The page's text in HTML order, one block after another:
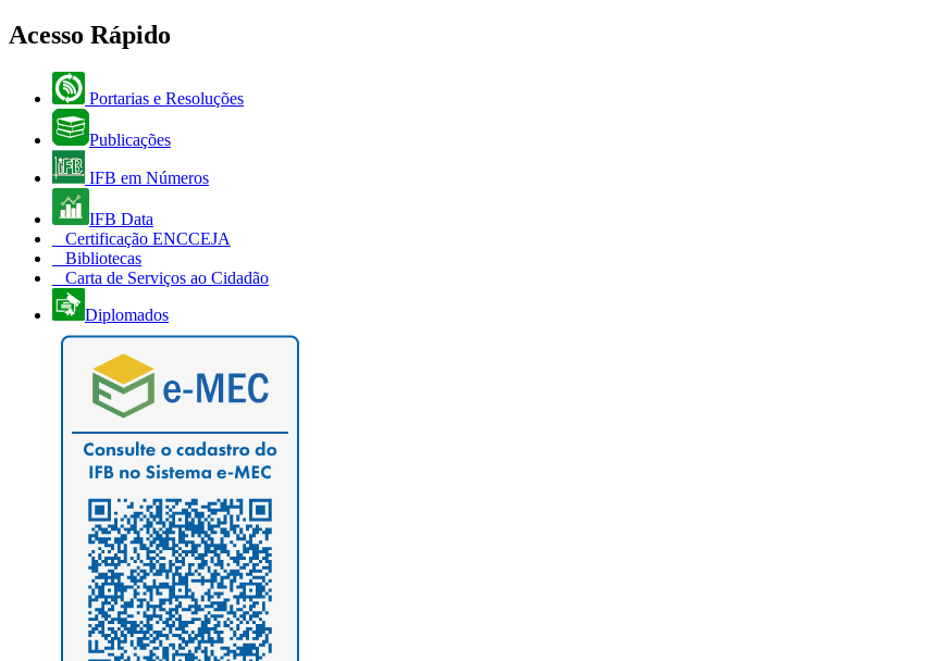
Acesso Rápido
Portarias e Resoluções
Publicações
IFB em Números
IFB Data
Certificação ENCCEJA
Bibliotecas
Carta de Serviços ao Cidadão
Diplomados